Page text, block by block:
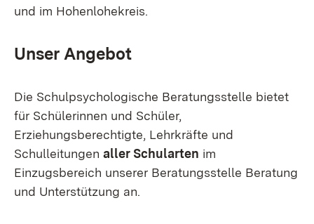
und im Hohenlohekreis.
Unser Angebot
Die Schulpsychologische Beratungsstelle bietet
für Schülerinnen und Schüler,
Erziehungsberechtigte, Lehrkräfte und
Schulleitungen aller Schularten im
Einzugsbereich unserer Beratungsstelle Beratung
und Unterstützung an.